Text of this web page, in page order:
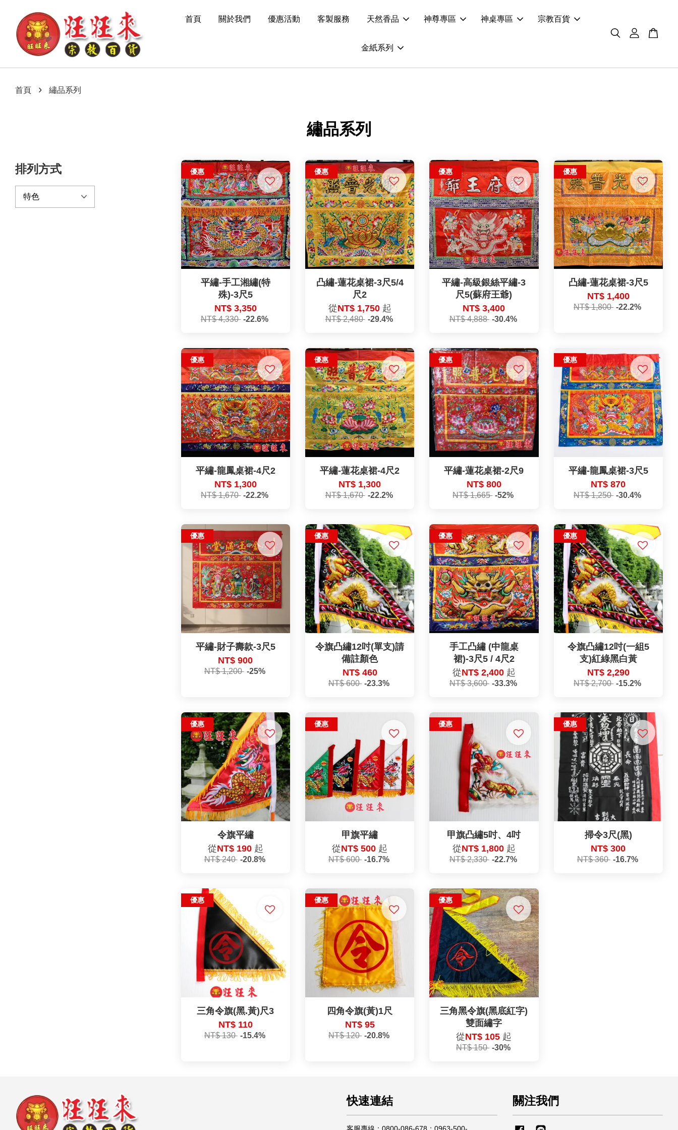
首頁 關於我們 優惠活動 客製服務 天然香品 神尊專區 神桌專區 宗教百貨
金紙系列
首頁 › 繡品系列
繡品系列
排列方式 優惠
平繡-手工湘繡(特
殊)-3尺5
NT$ 3,350
NT$ 4,330 -22.6%
優惠
凸繡-蓮花桌裙-3尺5/4
尺2
從NT$ 1,750 起
NT$ 2,480 -29.4%
優惠
平繡-高級銀絲平繡-3
尺5(蘇府王爺)
NT$ 3,400
NT$ 4,888 -30.4%
優惠
凸繡-蓮花桌裙-3尺5
NT$ 1,400
NT$ 1,800 -22.2%
優惠
平繡-龍鳳桌裙-4尺2
NT$ 1,300
NT$ 1,670 -22.2%
優惠
平繡-蓮花桌裙-4尺2
NT$ 1,300
NT$ 1,670 -22.2%
優惠
平繡-蓮花桌裙-2尺9
NT$ 800
NT$ 1,665 -52%
優惠
平繡-龍鳳桌裙-3尺5
NT$ 870
NT$ 1,250 -30.4%
優惠
平繡-財子壽款-3尺5
NT$ 900
NT$ 1,200 -25%
優惠
令旗凸繡12吋(單支)請
備註顏色
NT$ 460
NT$ 600 -23.3%
優惠
手工凸繡 (中龍桌
裙)-3尺5 / 4尺2
從NT$ 2,400 起
NT$ 3,600 -33.3%
優惠
令旗凸繡12吋(一組5
支)紅綠黑白黃
NT$ 2,290
NT$ 2,700 -15.2%
優惠
令旗平繡
從NT$ 190 起
NT$ 240 -20.8%
優惠
甲旗平繡
從NT$ 500 起
NT$ 600 -16.7%
優惠
甲旗凸繡5吋、4吋
從NT$ 1,800 起
NT$ 2,330 -22.7%
優惠
掃令3尺(黑)
NT$ 300
NT$ 360 -16.7%
優惠
三角令旗(黑.黃)尺3
NT$ 110
NT$ 130 -15.4%
優惠
四角令旗(黃)1尺
NT$ 95
NT$ 120 -20.8%
優惠
三角黑令旗(黑底紅字)
雙面繡字
從NT$ 105 起
NT$ 150 -30%
快速連結 關注我們